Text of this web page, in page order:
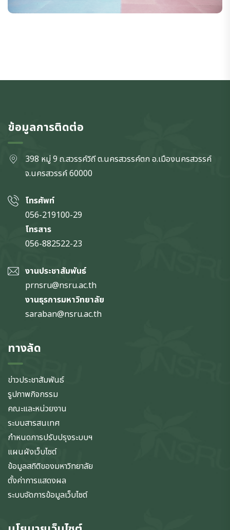
ข้อมูลการติดต่อ
398 หมู่ 9 ถ.สวรรค์วิถี ต.นครสวรรค์ตก อ.เมืองนครสวรรค์
จ.นครสวรรค์60000
โทรศัพท์
056-219100-29
โทรสาร
056-882522-23
งานประชาสัมพันธ์
prnsru@nsru.ac.th
งานธุรการมหาวิทยาลัย
saraban@nsru.ac.th
ทางลัด
ข่าวประชาสัมพันธ์
รูปภาพกิจกรรม
คณะและหน่วยงาน
ระบบสารสนเทศ
กำหนดการปรับปรุงระบบฯ
แผนผังเว็บไซต์
ข้อมูลสถิติของมหาวิทยาลัย
ตั้งค่าการแสดงผล
ระบบจัดการข้อมูลเว็บไซต์